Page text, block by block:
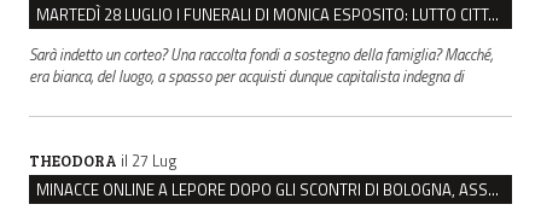
MARTEDÌ 28 LUGLIO I FUNERALI DI MONICA ESPOSITO: LUTTO CITTADINO A MODENA E NONANTOLA
Sarà indetto un corteo? Una raccolta fondi a sostegno della famiglia? Macché,
era bianca, del luogo, a spasso per acquisti dunque capitalista indegna di
THEODORA il 27 Lug
MINACCE ONLINE A LEPORE DOPO GLI SCONTRI DI BOLOGNA, ASSEGNATA LA SCORTA AL SINDACO